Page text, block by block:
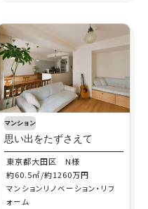
マンション
思い出をたずさえて
東京都大田区 N様
約60.5㎡/約1260万円
マンションリノベーション・リフ
ォーム